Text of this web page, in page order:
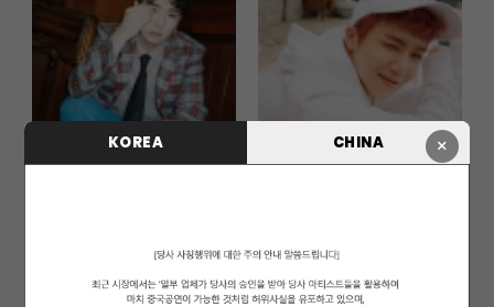
×
KOREA CHINA